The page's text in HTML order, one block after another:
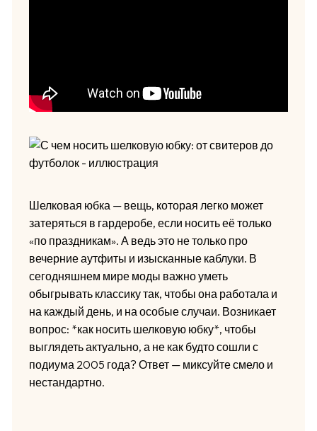
Шелковая юбка — вещь, которая легко может
затеряться в гардеробе, если носить её только
«по праздникам». А ведь это не только про
вечерние аутфиты и изысканные каблуки. В
сегодняшнем мире моды важно уметь
обыгрывать классику так, чтобы она работала и
на каждый день, и на особые случаи. Возникает
вопрос: *как носить шелковую юбку*, чтобы
выглядеть актуально, а не как будто сошли с
подиума 2005 года? Ответ — миксуйте смело и
нестандартно.